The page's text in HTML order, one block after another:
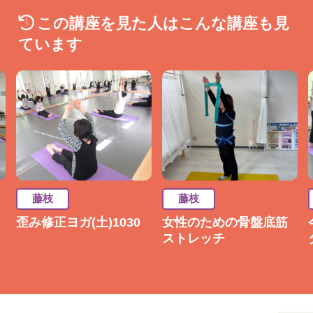
この講座を見た人はこんな講座も見
ています
藤枝
歪み修正ヨガ(土)1030
藤枝
女性のための骨盤底筋
ストレッチ